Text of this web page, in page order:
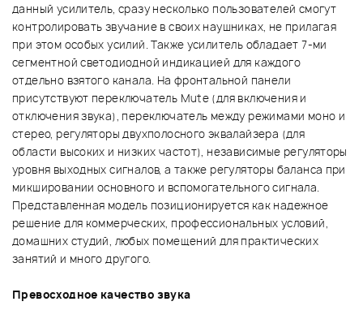
данный усилитель, сразу несколько пользователей смогут
контролировать звучание в своих наушниках, не прилагая
при этом особых усилий. Также усилитель обладает 7-ми
сегментной светодиодной индикацией для каждого
отдельно взятого канала. На фронтальной панели
присутствуют переключатель Mute (для включения и
отключения звука), переключатель между режимами моно и
стерео, регуляторы двухполосного эквалайзера (для
области высоких и низких частот), независимые регуляторы
уровня выходных сигналов, а также регуляторы баланса при
микшировании основного и вспомогательного сигнала.
Представленная модель позиционируется как надежное
решение для коммерческих, профессиональных условий,
домашних студий, любых помещений для практических
занятий и много другого.
Превосходное качество звука